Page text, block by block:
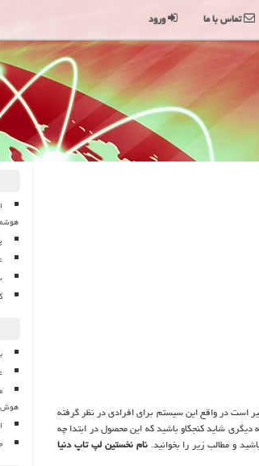
به قیمت، سایز آن هم متغیر است در واقع این سیستم برای افرادی در نظر گرفته
شاید كنجكاو باشید كه این محصول در ابتدا چه
و مطالب زیر را بخوانید.نام نخستین لپ تاپ دنیا
هوش
تماس با ما ورود